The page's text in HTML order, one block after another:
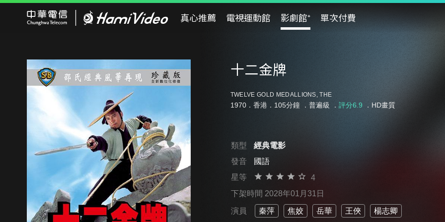
真心推薦 電視運動館 影劇館⁺ 單次付費
十二金牌
TWELVE GOLD MEDALLIONS, THE
1970．香港．105分鐘 ． 普遍級 ． 評分6.9 ．HD畫質
類型
經典電影
發音
國語
星等
4
下架時間 2028年01月31日
演員 秦萍 焦姣 岳華 王俠 楊志卿